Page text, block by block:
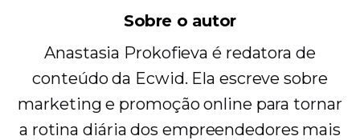
Sobre o autor
Anastasia Prokofieva é redatora de
conteúdo da Ecwid. Ela escreve sobre
marketing e promoção online para tornar
a rotina diária dos empreendedores mais